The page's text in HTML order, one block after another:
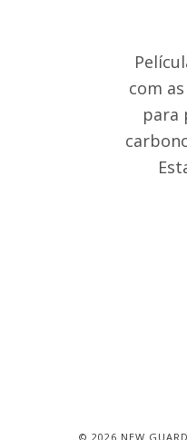
com
para
© 2026 NEW